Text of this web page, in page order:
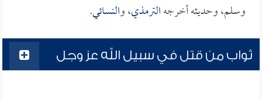
وسلم، وحديثه أخرجهالترمذي، والنسائي.
ثواب من قتل في سبيل الله عز وجل